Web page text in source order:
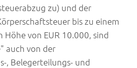
zu) und der
bis zu einem
Höhe von EUR 10.000, sind
auch von der
, Belegerteilungs- und